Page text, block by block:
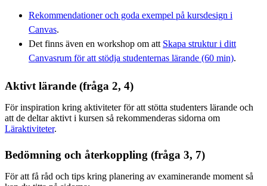
Rekommendationer och goda exempel på kursdesign i
Canvas.
Det finns även en workshop om att Skapa struktur i ditt
Canvasrum för att stödja studenternas lärande (60 min).
Aktivt lärande (fråga 2, 4)
För inspiration kring aktiviteter för att stötta studenters lärande och
att de deltar aktivt i kursen så rekommenderas sidorna om
Läraktiviteter.
Bedömning och återkoppling (fråga 3, 7)
För att få råd och tips kring planering av examinerande moment så